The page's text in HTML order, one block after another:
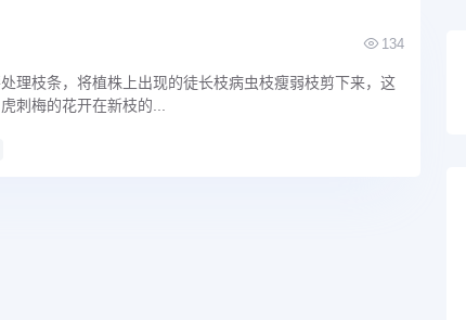
134
理枝条，将植株上出现的徒长枝病虫枝瘦弱枝剪下来，这
刺梅的花开在新枝的...